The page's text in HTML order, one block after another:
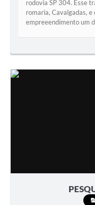
rodovia SP 304. Esse
romaria, Cavalgadas,
empreeendimento um